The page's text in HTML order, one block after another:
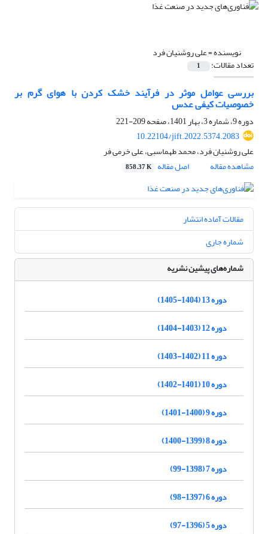
نویسنده =علی روشنیان فرد
تعداد مقالات: 1
بررسی عوامل موثر در فرآیند خشک کردن با هوای گرم بر
خصوصیات کیفی عدس
دوره 9، شماره 3، بهار 1401، صفحه
209-221
10.22104/jift.2022.5374.2083
علی روشنیان فرد، محمد طهماسبی، علی خرمی فر
مشاهده مقاله
اصل مقاله 858.37 K
مقالات آماده انتشار
شماره جاری
شماره‌های پیشین نشریه
دوره 13 (1404-1405)
دوره 12 (1403-1404)
دوره 11 (1402-1403)
دوره 10 (1401-1402)
دوره 9 (1400-1401)
دوره 8 (1399-1400)
دوره 7 (1398-99)
دوره 6 (1397-98)
دوره 5 (1396-97)